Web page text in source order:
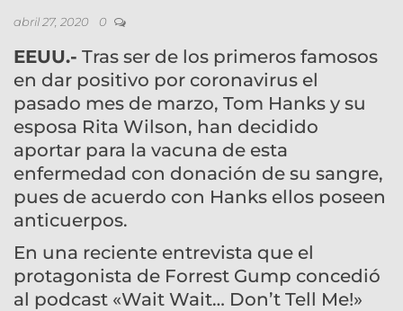
abril 27, 2020 0
EEUU.- Tras ser de los primeros famosos
en dar positivo por coronavirus el
pasado mes de marzo, Tom Hanks y su
esposa Rita Wilson, han decidido
aportar para la vacuna de esta
enfermedad con donación de su sangre,
pues de acuerdo con Hanks ellos poseen
anticuerpos.
En una reciente entrevista que el
protagonista de Forrest Gump concedió
al podcast «Wait Wait… Don’t Tell Me!»